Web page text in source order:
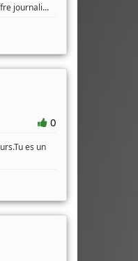
journali...
0
es un